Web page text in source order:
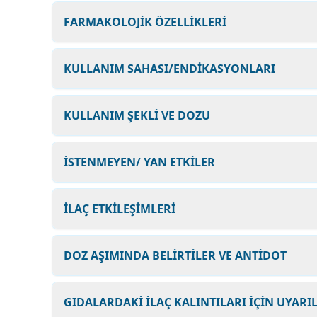
FARMAKOLOJİK ÖZELLİKLERİ
KULLANIM SAHASI/ENDİKASYONLARI
KULLANIM ŞEKLİ VE DOZU
İSTENMEYEN/ YAN ETKİLER
İLAÇ ETKİLEŞİMLERİ
DOZ AŞIMINDA BELİRTİLER VE ANTİDOT
GIDALARDAKİ İLAÇ KALINTILARI İÇİN